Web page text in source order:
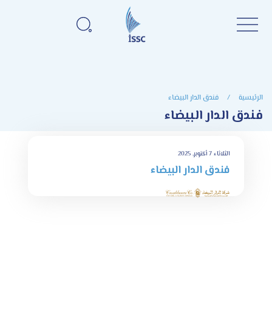
الرئيسية / فندق الدار البيضاء
فندق الدار البيضاء
الثلاثاء 7 أكتوبر, 2025
فندق الدار البيضاء